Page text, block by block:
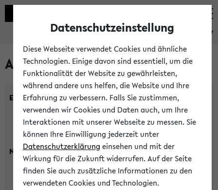
eKVV
Alle Lehrenden
Einrichtung:
Nachname:
Datenschutzeinstellung
Diese Webseite verwendet Cookies und ähnliche
Technologien. Einige davon sind essentiell, um die
Funktionalität der Website zu gewährleisten,
während andere uns helfen, die Website und Ihre
Erfahrung zu verbessern. Falls Sie zustimmen,
verwenden wir Cookies und Daten auch, um Ihre
Interaktionen mit unserer Webseite zu messen. Sie
können Ihre Einwilligung jederzeit unter
Datenschutzerklärung einsehen und mit der
Wirkung für die Zukunft widerrufen. Auf der Seite
finden Sie auch zusätzliche Informationen zu den
verwendeten Cookies und Technologien.